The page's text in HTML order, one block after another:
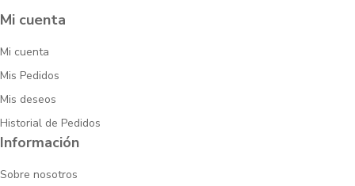
Mi cuenta
Mi cuenta
Mis Pedidos
Mis deseos
Historial de Pedidos
Información
Sobre nosotros